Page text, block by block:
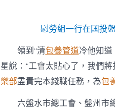
慰勞組一行在國投
領到“清包養管道冷他知
星說：“工會太貼心了，我們
樂部盡責完本錢職任務，為包
六盤水市總工會、盤州市